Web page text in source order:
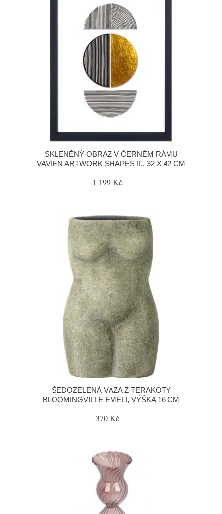
SKLENĚNÝ OBRAZ V ČERNÉM RÁMU
VAVIEN ARTWORK SHAPES II., 32 X 42 CM
1 199 Kč
ŠEDOZELENÁ VÁZA Z TERAKOTY
BLOOMINGVILLE EMELI, VÝŠKA 16 CM
370 Kč